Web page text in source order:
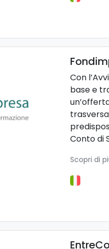
Con
base e
Conto di
Scopri di